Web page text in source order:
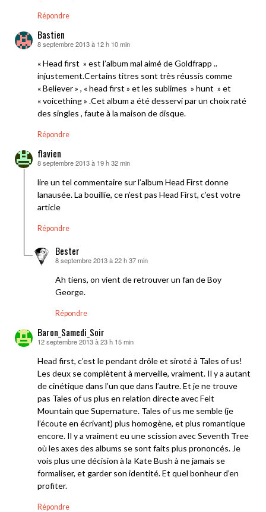
Répondre
Bastien
dit :
8 septembre 2013 à 12 h 10 min
« Head first » est l’album mal aimé de Goldfrapp ..
injustement.Certains titres sont très réussis comme
« Believer » , « head first » et les sublimes » hunt » et
« voicething » .Cet album a été desservi par un choix raté
des singles , faute à la maison de disque.
Répondre
flavien
dit :
8 septembre 2013 à 19 h 32 min
lire un tel commentaire sur l’album Head First donne
lanausée. La bouillie, ce n’est pas Head First, c’est votre
article
Répondre
Bester
dit :
8 septembre 2013 à 22 h 37 min
Ah tiens, on vient de retrouver un fan de Boy
George.
Répondre
Baron_Samedi_Soir
dit :
12 septembre 2013 à 23 h 15 min
Head first, c’est le pendant drôle et siroté à Tales of us!
Les deux se complètent à merveille, vraiment. Il y a autant
de cinétique dans l’un que dans l’autre. Et je ne trouve
pas Tales of us plus en relation directe avec Felt
Mountain que Supernature. Tales of us me semble (je
l’écoute en écrivant) plus homogène, et plus romantique
encore. Il y a vraiment eu une scission avec Seventh Tree
où les axes des albums se sont faits plus prononcés. Je
vois plus une décision à la Kate Bush à ne jamais se
formaliser, et garder son identité. Et quel bonheur d’en
profiter.
Répondre